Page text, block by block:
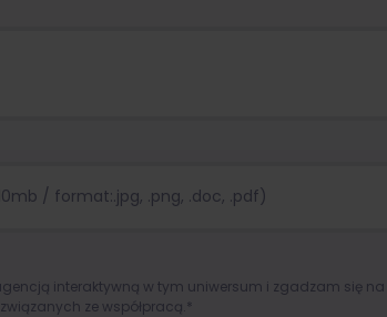
/ format:.jpg, .png, .doc, .pdf)
interaktywną w tym uniwersum i zgadzam się
ze współpracą.*